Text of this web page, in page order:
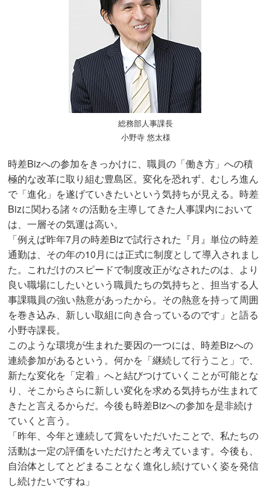
総務部人事課長
小野寺 悠太様
時差Bizへの参加をきっかけに、職員の「働き方」への積
極的な改革に取り組む豊島区。変化を恐れず、むしろ進ん
で「進化」を遂げていきたいという気持ちが見える。時差
Bizに関わる諸々の活動を主導してきた人事課内において
は、一層その気運は高い。
「例えば昨年7月の時差Bizで試行された『月』単位の時差
通勤は、その年の10月には正式に制度として導入されまし
た。これだけのスピードで制度改正がなされたのは、より
良い職場にしたいという職員たちの気持ちと、担当する人
事課職員の強い熱意があったから。その熱意を持って周囲
を巻き込み、新しい取組に向き合っているのです」と語る
小野寺課長。
このような環境が生まれた要因の一つには、時差Bizへの
連続参加があるという。何かを「継続して行うこと」で、
新たな変化を「定着」へと結びつけていくことが可能とな
り、そこからさらに新しい変化を求める気持ちが生まれて
きたと言えるからだ。今後も時差Bizへの参加を是非続け
ていくと言う。
「昨年、今年と連続して賞をいただいたことで、私たちの
活動は一定の評価をいただけたと考えています。今後も、
自治体としてとどまることなく進化し続けていく姿を発信
し続けたいですね」